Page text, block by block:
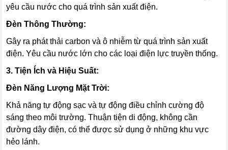
yêu cầu nước cho quá trình sản xuất điện.
Đèn Thông Thường:
Gây ra phát thải carbon và ô nhiễm từ quá trình sản xuất
điện. Yêu cầu nước lớn cho các loại điện lực truyền thống.
3. Tiện Ích và Hiệu Suất:
Đèn Năng Lượng Mặt Trời:
Khả năng tự động sạc và tự động điều chỉnh cường độ
sáng theo môi trường. Thuận tiện di động, không cần
đường dây điện, có thể được sử dụng ở những khu vực
hẻo lánh.